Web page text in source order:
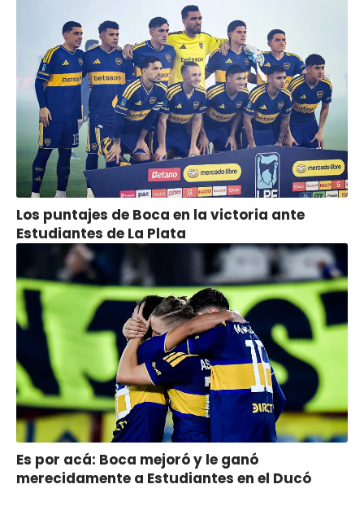
Los puntajes de Boca en la victoria ante
Estudiantes de La Plata
Es por acá: Boca mejoró y le ganó
merecidamente a Estudiantes en el Ducó